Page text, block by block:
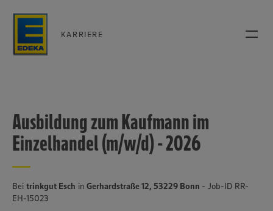
KARRIERE
Ausbildung zum Kaufmann im
Einzelhandel (m/w/d) - 2026
Bei trinkgut Esch in Gerhardstraße 12, 53229 Bonn - Job-ID RR-
EH-15023